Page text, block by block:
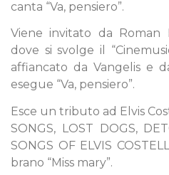
canta “Va, pensiero”.
Viene invitato da Roman
dove si svolge il
affiancato da Vangelis e
esegue “Va, pensiero”.
Esce un tributo ad Elvis
SONGS, LOST DOGS,
SONGS OF ELVIS
brano “Miss mary”.